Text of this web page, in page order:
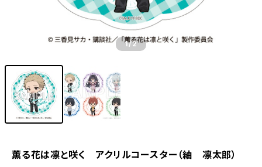
1/2
薫る花は凛と咲く アクリルコースター（紬 凛太郎）